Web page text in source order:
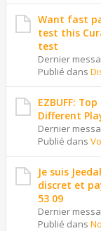
Want fast
test this
test
Dernier
Publié dans
EZBUFF:
Different
Dernier
Publié dans
Je suis
discret et
53 09
Dernier
Publié dans